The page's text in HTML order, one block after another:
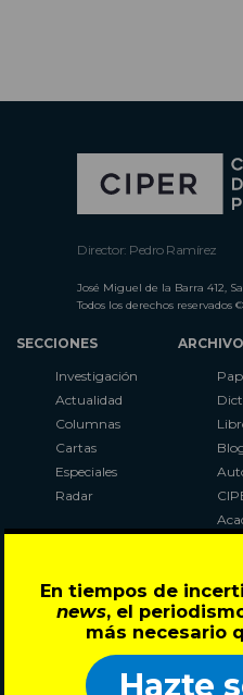
En tiempos de
news, el
más necesario
Hazte
Director: Pedro Ramírez
José Miguel de la Barra 412,
Todos los derechos reservados
SECCIONES
Investigación
Actualidad
Columnas
Cartas
Especiales
Radar
ARCHIVO
Al
con